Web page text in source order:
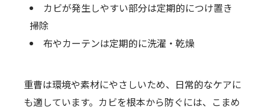
カビが発生しやすい部分は定期的につけ置き
掃除
布やカーテンは定期的に洗濯・乾燥
重曹は環境や素材にやさしいため、日常的なケアに
も適しています。カビを根本から防ぐには、こまめ